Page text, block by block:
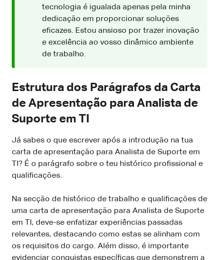
tecnologia é igualada apenas pela minha
dedicação em proporcionar soluções
eficazes. Estou ansioso por trazer inovação
e excelência ao vosso dinâmico ambiente
de trabalho.
Estrutura dos Parágrafos da Carta
de Apresentação para Analista de
Suporte em TI
Já sabes o que escrever após a introdução na tua
carta de apresentação para Analista de Suporte em
TI? É o parágrafo sobre o teu histórico profissional e
qualificações.
Na secção de histórico de trabalho e qualificações de
uma carta de apresentação para Analista de Suporte
em TI, deve-se enfatizar experiências passadas
relevantes, destacando como estas se alinham com
os requisitos do cargo. Além disso, é importante
evidenciar conquistas específicas que demonstrem a